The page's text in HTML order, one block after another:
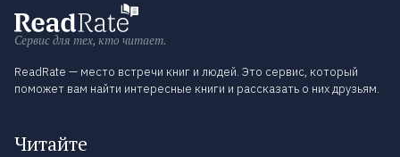
Сервис для тех, кто читает.
ReadRate — место встречи книг и людей. Это сервис, который
поможет вам найти интересные книги и рассказать о них друзьям.
Читайте